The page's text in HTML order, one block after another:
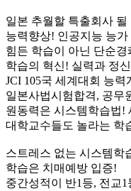
일본 추월할 특출회사
능력향상! 인공지능 능가
힘든 학습이 아닌 단순
학습의 혁신! 실력과 정
JCI 105국 세계대회 능
일본사법시험합격, 공무
원동력은 시스템학습법!
대학교수들도 놀라는 학
스트레스 없는 시스템학
학습은 치매예방 입증!
중간성적이 반1등, 전교